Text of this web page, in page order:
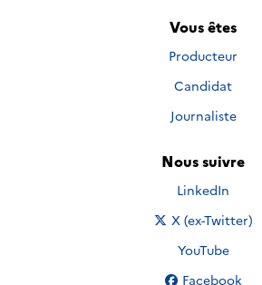
Vous êtes
Producteur
Candidat
Journaliste
Nous suivre
Nous suivre sur
LinkedIn
Nous suivre sur
X (ex-Twitter)
Nous suivre sur
YouTube
Nous suivre sur
Facebook